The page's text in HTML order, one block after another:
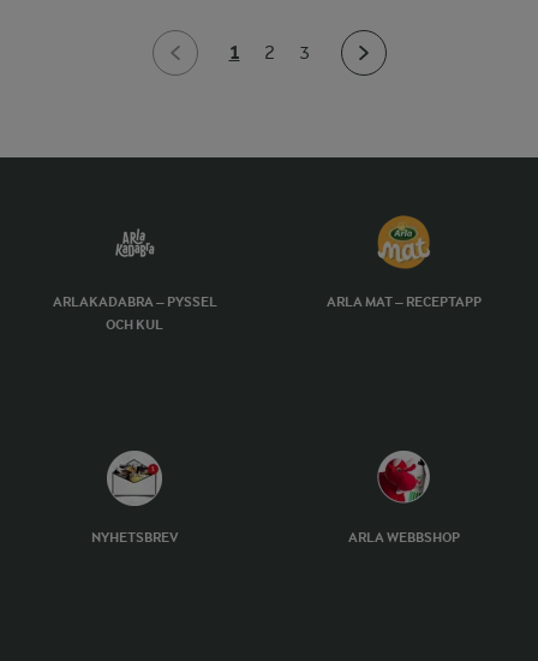
1 2 3
ARLAKADABRA – PYSSEL
OCH KUL
ARLA MAT – RECEPTAPP
NYHETSBREV ARLA WEBBSHOP